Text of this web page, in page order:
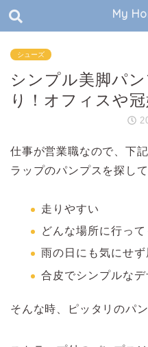
My
シューズ
シンプル美脚パ
り！オフィスや
仕事が営業職なので、下
ラップのパンプスを探して
走りやすい
どんな場所に行っ
雨の日にも気にせず
合皮でシンプルなデ
そんな時、ピッタリのパ